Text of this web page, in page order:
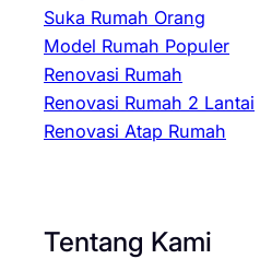
Suka Rumah Orang
Model Rumah Populer
Renovasi Rumah
Renovasi Rumah 2 Lantai
Renovasi Atap Rumah
Tentang Kami